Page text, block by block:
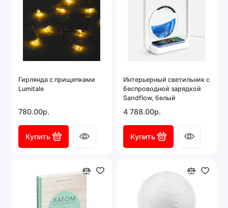
Гирлянда с прищепками
Lumitale
780.00р.
Купить
Интерьерный светильник с
беспроводной зарядкой
Sandflow, белый
4 788.00р.
Купить